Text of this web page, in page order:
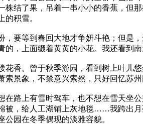
株结了果，吊着一串小小的香蕉，但
的积雪。
，要等到春回大地才争妍斗艳；但是
的，上面缀着黄黄的小花。我还看到
花香。曾于秋季游园，看到树上叶儿
索景象，不禁意兴索然，只好回忆苏
在路上有雪时驾车，也不想在雪天坐
被，给人工湖铺上灰地毯……我跨出
园在冬季偶现的淡雅容貌。